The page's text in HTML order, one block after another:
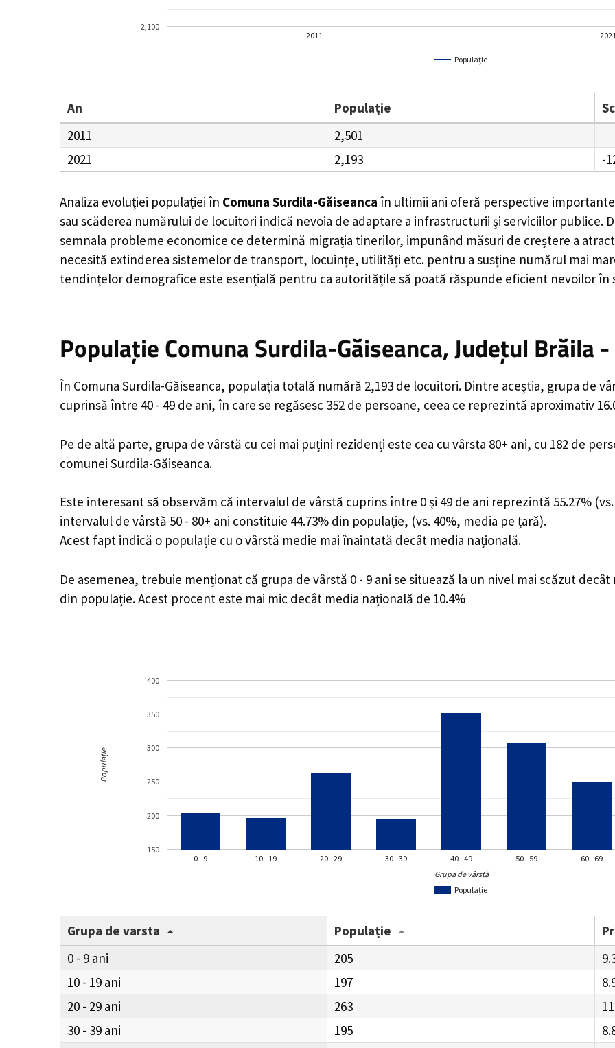
Populație
2011 2021
2,100
An Populație
2011
2,501
2021
2,193 -
Analiza evoluției populației în Comuna Surdila-Găiseanca în ultimii ani oferă perspective
sau scăderea numărului de locuitori indică nevoia de adaptare a infrastructurii și serviciilor publice.
semnala probleme economice ce determină migrația tinerilor, impunând măsuri de creștere a
necesită extinderea sistemelor de transport, locuințe, utilități etc. pentru a susține numărul mai
tendințelor demografice este esențială pentru ca autoritățile să poată răspunde eficient nevoilor
Populație Comuna Surdila-Găiseanca, Județul Brăila
În Comuna Surdila-Găiseanca, populația totală numără 2,193 de locuitori. Dintre aceștia, grupa de
cuprinsă între 40 - 49 de ani, în care se regăsesc 352 de persoane, ceea ce reprezintă aproximativ
Pe de altă parte, grupa de vârstă cu cei mai puțini rezidenți este cea cu vârsta 80+ ani, cu 182 de
comunei Surdila-Găiseanca.
Este interesant să observăm că intervalul de vârstă cuprins între 0 și 49 de ani reprezintă 55.27%
intervalul de vârstă 50 - 80+ ani constituie 44.73% din populație, (vs. 40%, media pe țară).
Acest fapt indică o populație cu o vârstă medie mai înaintată decât media națională.
De asemenea, trebuie menționat că grupa de vârstă 0 - 9 ani se situează la un nivel mai scăzut
din populație. Acest procent este mai mic decât media națională de 10.4%
Populație
0 - 9 10 - 19 20 - 29 30 - 39 40 - 49 50 - 59 60 - 69
150
200
250
300
350
400
Grupa de vârstă
Populație
Grupa de varsta Populație
0 - 9
205
10 - 19
197
20 - 29
263
30 - 39
195